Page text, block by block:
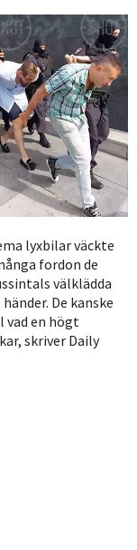
lyxbilar väckte
fordon de
välklädda
De kanske
vad en högt
skriver Daily